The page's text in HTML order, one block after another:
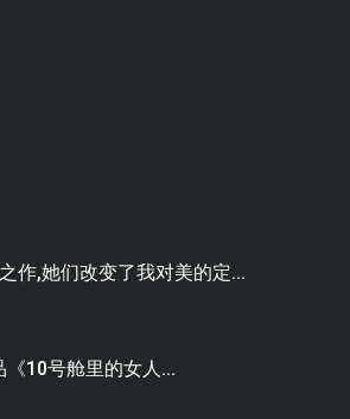
作,她们改变了我对美的定...
10号舱里的女人...